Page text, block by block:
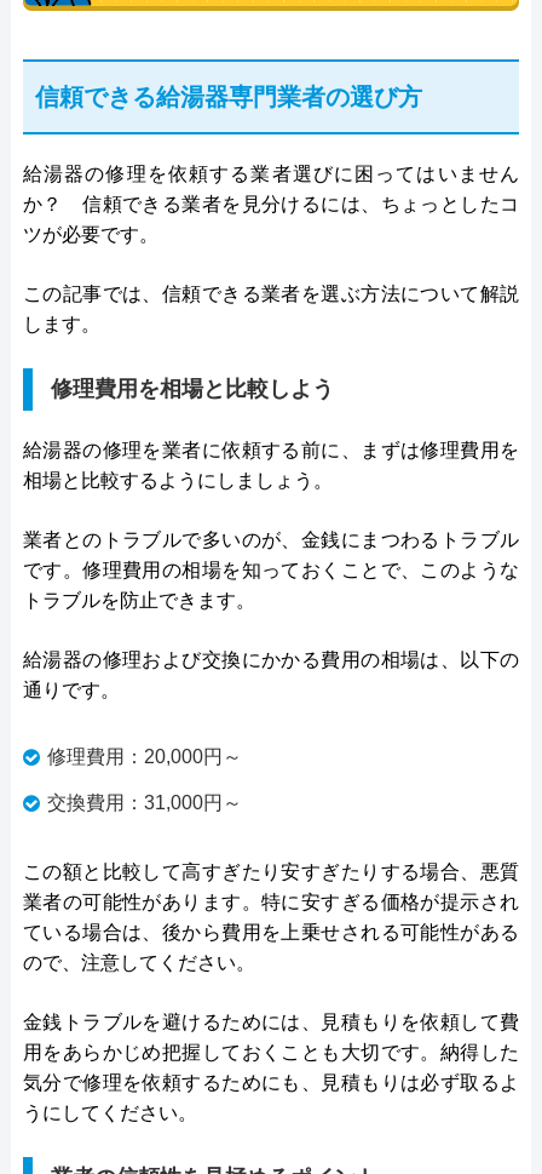
信頼できる給湯器専門業者の選び方
給湯器の修理を依頼する業者選びに困ってはいません
か？ 信頼できる業者を見分けるには、ちょっとしたコ
ツが必要です。
この記事では、信頼できる業者を選ぶ方法について解説
します。
修理費用を相場と比較しよう
給湯器の修理を業者に依頼する前に、まずは修理費用を
相場と比較するようにしましょう。
業者とのトラブルで多いのが、金銭にまつわるトラブル
です。修理費用の相場を知っておくことで、このような
トラブルを防止できます。
給湯器の修理および交換にかかる費用の相場は、以下の
通りです。
修理費用：20,000円～
交換費用：31,000円～
この額と比較して高すぎたり安すぎたりする場合、悪質
業者の可能性があります。特に安すぎる価格が提示され
ている場合は、後から費用を上乗せされる可能性がある
ので、注意してください。
金銭トラブルを避けるためには、見積もりを依頼して費
用をあらかじめ把握しておくことも大切です。納得した
気分で修理を依頼するためにも、見積もりは必ず取るよ
うにしてください。